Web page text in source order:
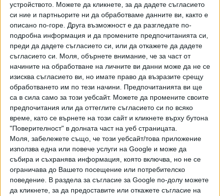
устройството. Можете да кликнете, за да дадете съгласието
си ние и партньорите ни да обработваме данните ви, както е
описано по-горе. Друга възможност е да разгледате по-
подробна информация и да промените предпочитанията си,
преди да дадете съгласието си, или да откажете да дадете
съгласието си. Моля, обърнете внимание, че за част от
начините на обработване на личните ви данни може да не се
изисква съгласието ви, но имате право да възразите срещу
обработването им по тези начини. Предпочитанията ви ще
са в сила само за този уебсайт. Можете да промените своите
предпочитания или да оттеглите съгласието си по всяко
време, като се върнете на този сайт и кликнете върху бутона
"Поверителност" в долната част на уеб страницата.
Моля, забележете също, че този уебсайт/това приложение
използва една или повече услуги на Google и може да
събира и съхранява информация, която включва, но не се
ограничава до Вашето посещение или потребителско
поведение. В раздела за съгласие за Google по-долу можете
да кликнете, за да предоставите или откажете съгласие на
При деклариране на доходите по електронен път и
плащане на данъка до 31 март, данъкоплатците може да
ползват 5% отстъпка от данъка, напомнят от НАП.
Размерът й не може да надвишава 500 лв. Условие за
ползване на отстъпката е лицето да няма неплатени
други публични задължения. Същото условие важи и за
ползването на данъчни отстъпки.
Едноличните търговци и земеделските стопани подават
декларациите си от 1 март до 30 юни 2025 г. Това е
срокът, в който и фирмите трябва да декларират
корпоративен данък. Срокът за плащане на тези данъци
е до 30 юни 2025 г.
Последвайте ни и в